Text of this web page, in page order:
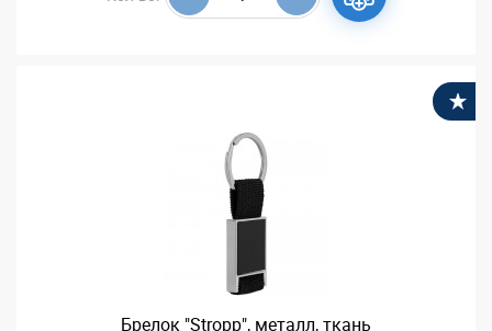
Брелок "Stropp", металл, ткань